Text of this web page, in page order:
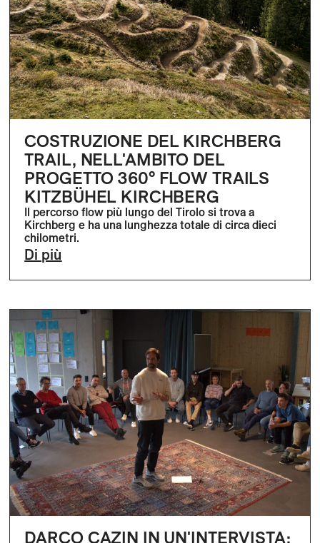
COSTRUZIONE DEL KIRCHBERG
TRAIL, NELL'AMBITO DEL
PROGETTO 360° FLOW TRAILS
KITZBÜHEL KIRCHBERG
Il percorso flow più lungo del Tirolo si trova a
Kirchberg e ha una lunghezza totale di circa dieci
chilometri.
Di più
DARCO CAZIN IN UN'INTERVISTA: